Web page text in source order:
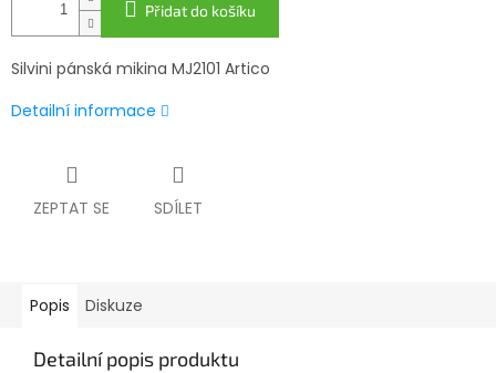
Přidat do košíku
Silvini pánská mikina MJ2101 Artico
Detailní informace
ZEPTAT SE SDÍLET
Popis Diskuze
Detailní popis produktu